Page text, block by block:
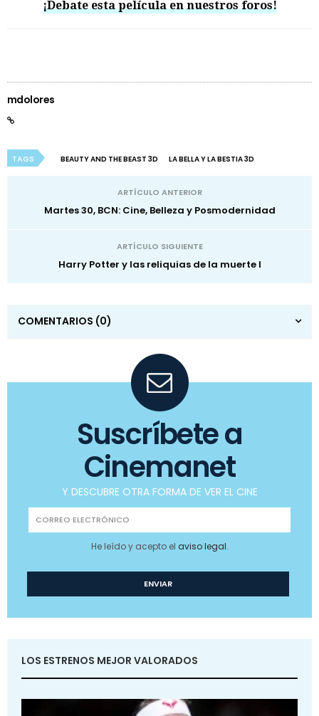
¡Debate esta película en nuestros foros!
mdolores
TAGS BEAUTY AND THE BEAST 3D LA BELLA Y LA BESTIA 3D
ARTÍCULO ANTERIOR
Martes 30, BCN: Cine, Belleza y Posmodernidad
ARTÍCULO SIGUIENTE
Harry Potter y las reliquias de la muerte I
COMENTARIOS (0)
Suscríbete a
Cinemanet
Y DESCUBRE OTRA FORMA DE VER EL CINE
He leído y acepto el aviso legal.
LOS ESTRENOS MEJOR VALORADOS